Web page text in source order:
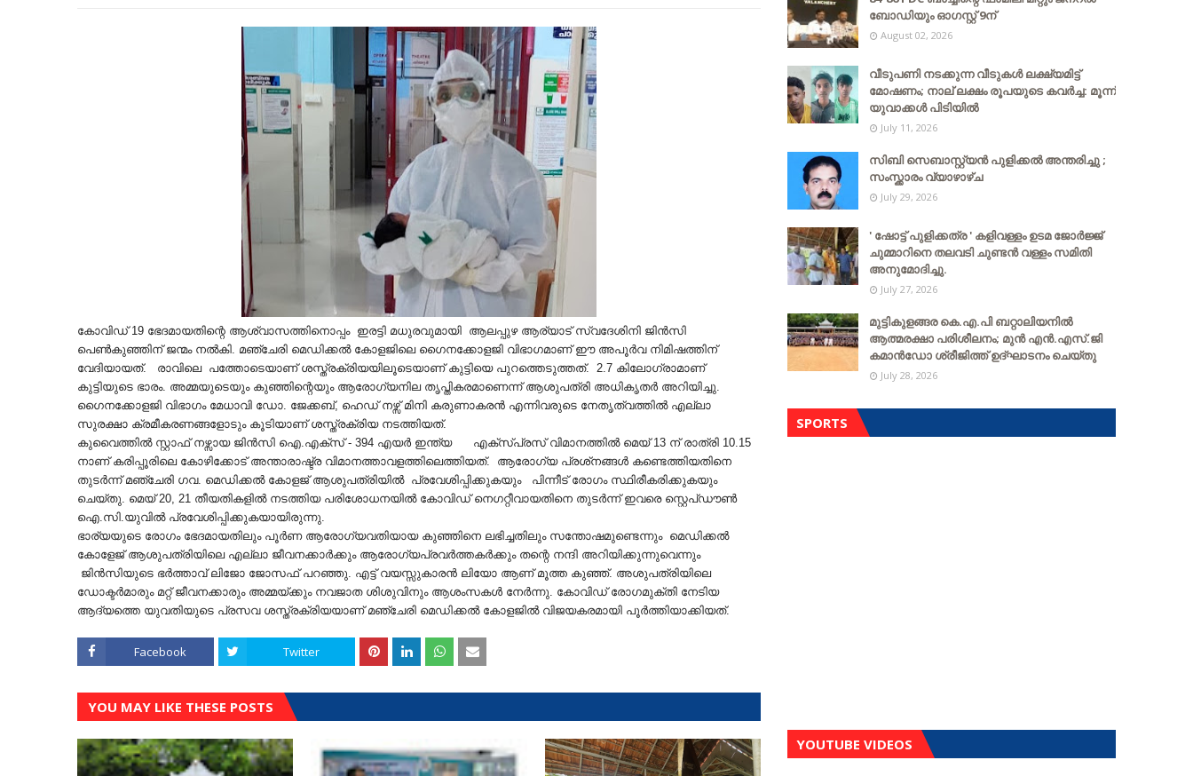
കോവിഡ് 19 ഭേദമായതിന്റെ ആശ്വാസത്തിനൊപ്പം ഇരട്ടി മധുരവുമായി ആലപ്പുഴ ആര്യാട് സ്വദേശിനി ജിന്‍സി
പെണ്‍കുഞ്ഞിന് ജന്മം നല്‍കി. മഞ്ചേരി മെഡിക്കല്‍ കോളജിലെ ഗൈനക്കോളജി വിഭാഗമാണ് ഈ അപൂര്‍വ നിമിഷത്തിന്
വേദിയായത്. രാവിലെ പത്തോടെയാണ് ശസ്ത്രക്രിയയിലൂടെയാണ് കുട്ടിയെ പുറത്തെടുത്തത്. 2.7 കിലോഗ്രാമാണ്
കുട്ടിയുടെ ഭാരം. അമ്മയുടെയും കുഞ്ഞിന്റെയും ആരോഗ്യനില തൃപ്തികരമാണെന്ന് ആശുപത്രി അധികൃതര്‍ അറിയിച്ചു.
ഗൈനക്കോളജി വിഭാഗം മേധാവി ഡോ. ജേക്കബ്, ഹെഡ് നഴ്സ് മിനി കരുണാകരന്‍ എന്നിവരുടെ നേതൃത്വത്തില്‍ എല്ലാ
സുരക്ഷാ ക്രമീകരണങ്ങളോടും കൂടിയാണ് ശസ്ത്രക്രിയ നടത്തിയത്.
കുവൈത്തില്‍ സ്റ്റാഫ് നഴ്സായ ജിന്‍സി ഐ.എക്‌സ് - 394 എയര്‍ ഇന്ത്യ എക്‌സ്പ്രസ് വിമാനത്തില്‍ മെയ് 13 ന് രാത്രി 10.15
നാണ് കരിപ്പൂരിലെ കോഴിക്കോട് അന്താരാഷ്ട്ര വിമാനത്താവളത്തിലെത്തിയത്. ആരോഗ്യ പ്രശ്‌നങ്ങള്‍ കണ്ടെത്തിയതിനെ
തുടര്‍ന്ന് മഞ്ചേരി ഗവ. മെഡിക്കല്‍ കോളജ് ആശുപത്രിയില്‍ പ്രവേശിപ്പിക്കുകയും പിന്നീട് രോഗം സ്ഥിരീകരിക്കുകയും
ചെയ്തു. മെയ് 20, 21 തീയതികളില്‍ നടത്തിയ പരിശോധനയില്‍ കോവിഡ് നെഗറ്റീവായതിനെ തുടര്‍ന്ന് ഇവരെ സ്റ്റെപ്ഡൗണ്‍
ഐ.സി.യുവില്‍ പ്രവേശിപ്പിക്കുകയായിരുന്നു.
ഭാര്യയുടെ രോഗം ഭേദമായതിലും പൂര്‍ണ ആരോഗ്യവതിയായ കുഞ്ഞിനെ ലഭിച്ചതിലും സന്തോഷമുണ്ടെന്നും മെഡിക്കല്‍
കോളേജ് ആശുപത്രിയിലെ എല്ലാ ജീവനക്കാര്‍ക്കും ആരോഗ്യപ്രവര്‍ത്തകര്‍ക്കും തന്റെ നന്ദി അറിയിക്കുന്നുവെന്നും
ജിന്‍സിയുടെ ഭര്‍ത്താവ് ലിജോ ജോസഫ് പറഞ്ഞു. എട്ട് വയസ്സുകാരന്‍ ലിയോ ആണ് മൂത്ത കുഞ്ഞ്. അശുപത്രിയിലെ
ഡോക്ടര്‍മാരും മറ്റ് ജീവനക്കാരും അമ്മയ്ക്കും നവജാത ശിശുവിനും ആശംസകള്‍ നേര്‍ന്നു. കോവിഡ് രോഗമുക്തി നേടിയ
ആദ്യത്തെ യുവതിയുടെ പ്രസവ ശസ്ത്രക്രിയയാണ് മഞ്ചേരി മെഡിക്കല്‍ കോളജില്‍ വിജയകരമായി പൂര്‍ത്തിയാക്കിയത്.
Facebook Twitter
YOU MAY LIKE THESE POSTS
ബോഡിയും ഓഗസ്റ്റ് 9ന്
August 02, 2026
വീടുപണി നടക്കുന്ന വീടുകൾ ലക്ഷ്യമിട്ട്
മോഷണം; നാല് ലക്ഷം രൂപയുടെ കവർച്ച: മൂന്ന്
യുവാക്കൾ പിടിയിൽ
July 11, 2026
സിബി സെബാസ്റ്റ്യന്‍ പുളിക്കല്‍ അന്തരിച്ചു ;
സംസ്ക്കാരം വ്യാഴാഴ്ച
July 29, 2026
' ഷോട്ട് പുളിക്കത്ര ' കളിവള്ളം ഉടമ ജോർജ്ജ്
ചുമ്മാറിനെ തലവടി ചുണ്ടൻ വള്ളം സമിതി
അനുമോദിച്ചു.
July 27, 2026
മുട്ടികുളങ്ങര കെ.എ.പി ബറ്റാലിയനിൽ
ആത്മരക്ഷാ പരിശീലനം; മുൻ എൻ.എസ്.ജി
കമാൻഡോ ശ്രീജിത്ത് ഉദ്ഘാടനം ചെയ്തു
July 28, 2026
SPORTS
YOUTUBE VIDEOS